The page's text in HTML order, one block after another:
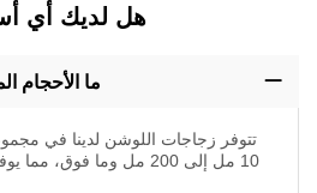
هل لديك أي
ما الأحجام
تتوفر زجاجات اللوشن لدينا في
10 مل إلى 200 مل وما